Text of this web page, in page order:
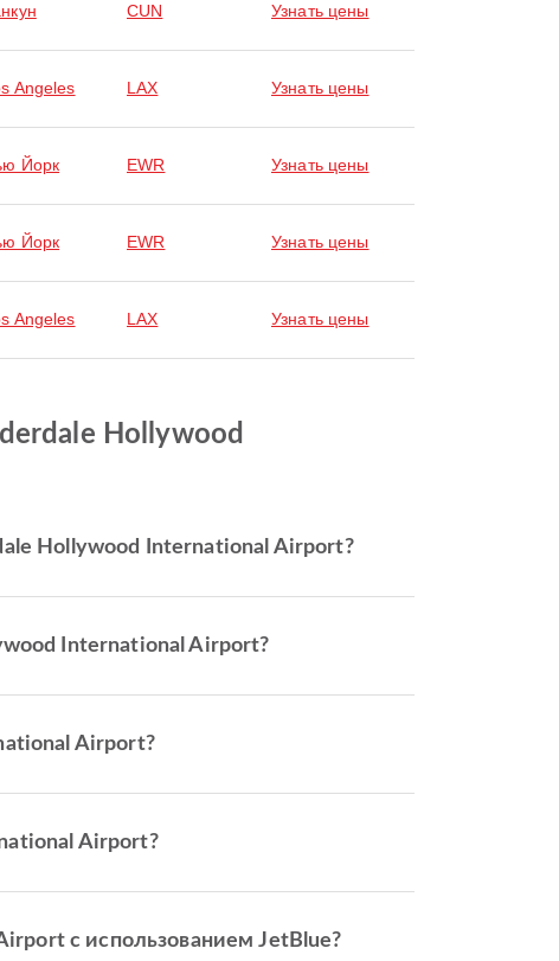
CUN Узнать цены
Angeles LAX Узнать цены
Йорк EWR Узнать цены
Йорк EWR Узнать цены
Angeles LAX Узнать цены
Hollywood
Hollywood International Airport?
International Airport?
Airport?
Airport?
с использованием JetBlue?